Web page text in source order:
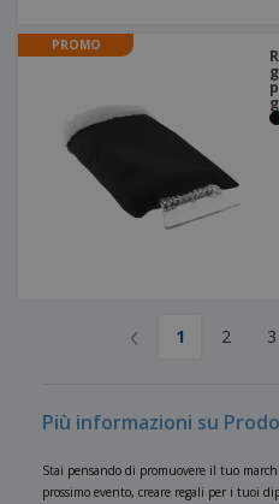
PROMO
‹ 1 2 3
Più informazioni su
Stai pensando di promuovere il tuo
prossimo evento, creare regali per i tuoi